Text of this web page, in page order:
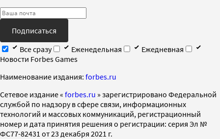
Подписаться
Все сразу
Еженедельная
Ежедневная
Новости Forbes Games
Наименование издания: forbes.ru
Cетевое издание « forbes.ru » зарегистрировано Федеральной
службой по надзору в сфере связи, информационных
технологий и массовых коммуникаций, регистрационный
номер и дата принятия решения о регистрации: серия Эл №
ФС77-82431 от 23 декабря 2021 г.